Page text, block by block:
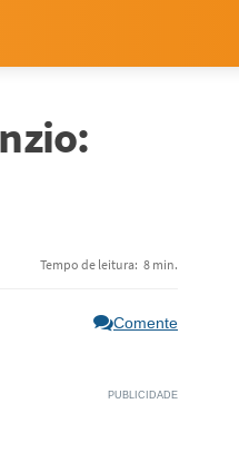
Tempo de leitura: 8 min.
Comente